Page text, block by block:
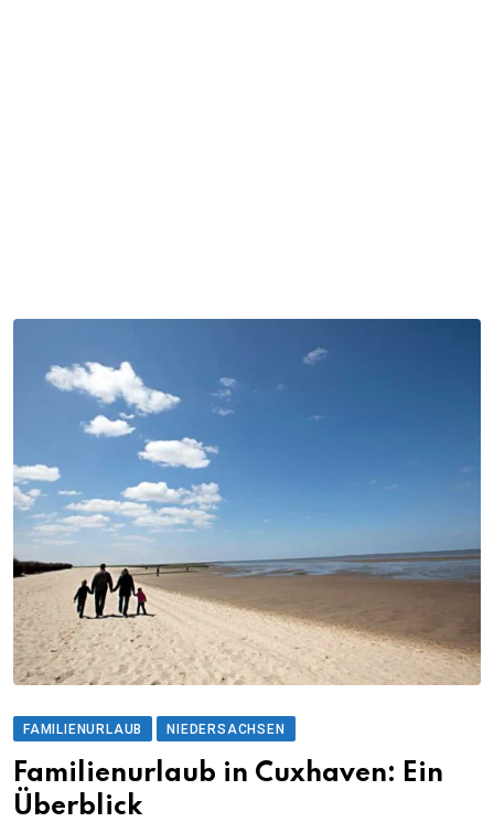
FAMILIENURLAUB NIEDERSACHSEN
Familienurlaub in Cuxhaven: Ein
Überblick